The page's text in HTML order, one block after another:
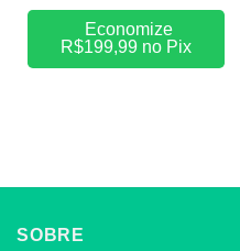
Economize
R$199,99 no Pix
SOBRE